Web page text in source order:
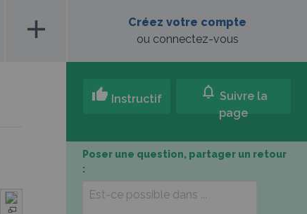
add
Créez votre compte
ou connectez-vous
thumb_up Instructif notifications Suivre la
page
Poser une question, partager un retour
: